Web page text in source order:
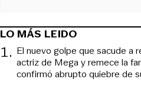
LO MÁS LEIDO
1. El nuevo golpe que sacude a
actriz de Mega y remece la
confirmó abrupto quiebre de